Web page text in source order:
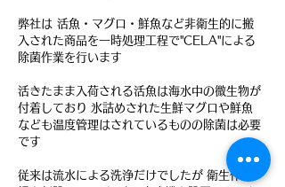
弊社は 活魚・マグロ・鮮魚など非衛生的に搬
入された商品を一時処理工程で"CELA"による
除菌作業を行います
活きたまま入荷される活魚は海水中の微生物が
付着しており 氷詰めされた生鮮マグロや鮮魚
なども温度管理はされているものの除菌は必要
です
従来は流水による洗浄だけでしたが 衛生作業